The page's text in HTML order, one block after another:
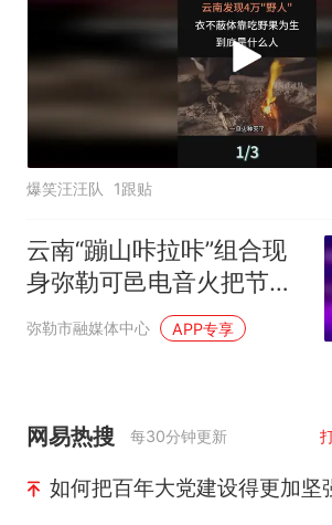
爆笑汪汪队 1跟贴
云南“蹦山咔拉咔”组合现
身弥勒可邑电音火把节。
#火把节 #弥勒融媒
弥勒市融媒体中心 APP专享
网易热搜 每30分钟更新
如何把百年大党建设得更加坚